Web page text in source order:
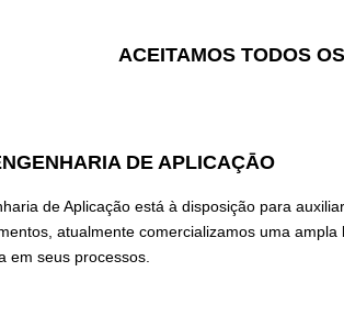
ACEITAMOS TODOS
DE APLICAÇĀO
de Aplicação está à disposição para
atualmente comercializamos uma
em seus processos.